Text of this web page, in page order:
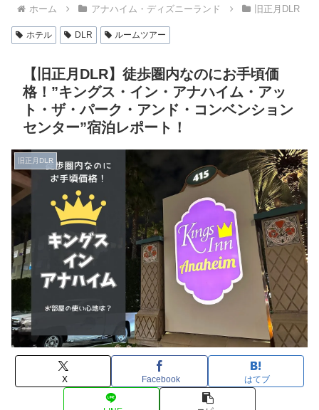
ホーム アナハイム・ディズニーランド 旧正月DLR
ホテル DLR ルームツアー
【旧正月DLR】徒歩圏内なのにお手頃価
格！”キングス・イン・アナハイム・アッ
ト・ザ・パーク・アンド・コンベンション
センター”宿泊レポート！
旧正月DLR
X Facebook はてブ